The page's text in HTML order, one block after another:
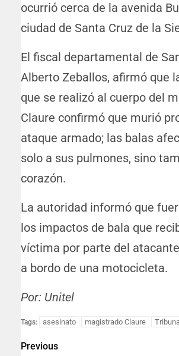
ocurrió cerca de la avenida
ciudad de Santa Cruz de la
El fiscal departamental de
Alberto Zeballos, afirmó que
que se realizó al cuerpo del
Claure confirmó que murió
ataque armado; las balas
solo a sus pulmones, sino
corazón.
La autoridad informó que
los impactos de bala que
víctima por parte del
a bordo de una motocicleta.
Por: Unitel
Tags: asesinato magistrado Claure
Previous